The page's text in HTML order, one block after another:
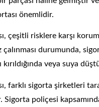
önemlidir.
çeşitli risklere karşı
durumunda,
veya suya
farklı sigorta şirketleri
Sigorta poliçesi